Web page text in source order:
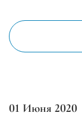
01 Июня 2020